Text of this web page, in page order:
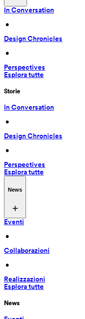
In Conversation
•
Design Chronicles
•
Perspectives
Esplora tutte
Storie
In Conversation
•
Design Chronicles
•
Perspectives
Esplora tutte
News
Eventi
•
Collaborazioni
•
Realizzazioni
Esplora tutte
News